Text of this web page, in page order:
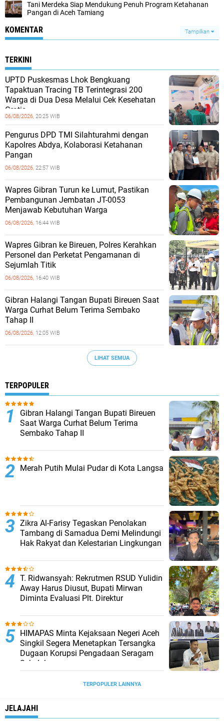
Tani Merdeka Siap Mendukung Penuh Program Ketahanan
Pangan di Aceh Tamiang
KOMENTAR Tampilkan
TERKINI
UPTD Puskesmas Lhok Bengkuang
Tapaktuan ‎Tracing TB Terintegrasi 200
Warga di Dua Desa Melalui Cek Kesehatan
Gratis
06/08/2026, 20:25 WIB
Pengurus DPD TMI Silahturahmi dengan
Kapolres Abdya, Kolaborasi Ketahanan
Pangan
06/08/2026, 22:57 WIB
Wapres Gibran Turun ke Lumut, Pastikan
Pembangunan Jembatan JT-0053
Menjawab Kebutuhan Warga
06/08/2026, 16:44 WIB
Wapres Gibran ke Bireuen, Polres Kerahkan
Personel dan Perketat Pengamanan di
Sejumlah Titik
06/08/2026, 16:40 WIB
Gibran Halangi Tangan Bupati Bireuen Saat
Warga Curhat Belum Terima Sembako
Tahap II
06/08/2026, 12:05 WIB
LIHAT SEMUA
TERPOPULER
Gibran Halangi Tangan Bupati Bireuen
Saat Warga Curhat Belum Terima
Sembako Tahap II
Merah Putih Mulai Pudar di Kota Langsa
Zikra Al-Farisy Tegaskan Penolakan
Tambang di Samadua Demi Melindungi
Hak Rakyat dan Kelestarian Lingkungan
T. Ridwansyah: Rekrutmen RSUD Yulidin
Away Harus Diusut, Bupati Mirwan
Diminta Evaluasi Plt. Direktur
HIMAPAS Minta Kejaksaan Negeri Aceh
Singkil Segera Menetapkan Tersangka
Dugaan Korupsi Pengadaan Seragam
Sekolah
TERPOPULER LAINNYA
JELAJAHI